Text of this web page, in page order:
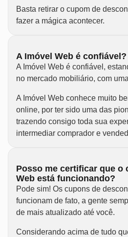
Basta retirar o cupom de
fazer a mágica acontecer.
A Imóvel Web é confiável?
A Imóvel Web é confiável,
no mercado mobiliário, com
A Imóvel Web conhece muito
online, por ter sido uma das
trazendo consigo toda sua
intermediar comprador e
Posso me certificar que o
Web está funcionando?
Pode sim! Os cupons de
funcionam de fato, a gente
de mais atualizado até você.
Considerando acima de tudo